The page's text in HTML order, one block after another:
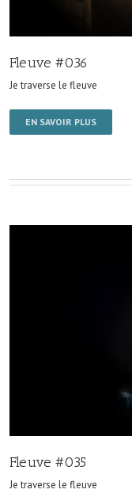
Fleuve #036
Je traverse le fleuve
EN SAVOIR PLUS
Fleuve #035
Je traverse le fleuve